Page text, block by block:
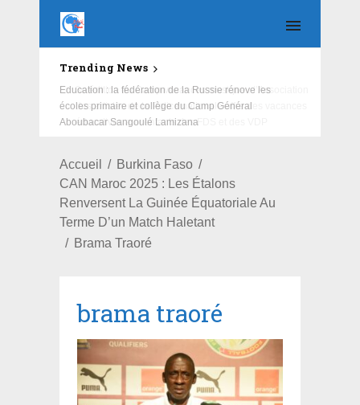
Trending News
Education : la fédération de la Russie rénove les
écoles primaire et collège du Camp Général
Aboubacar Sangoulé Lamizana
Accueil
Burkina Faso
CAN Maroc 2025 : Les Étalons
Renversent La Guinée Équatoriale Au
Terme D’un Match Haletant
Brama Traoré
brama traoré